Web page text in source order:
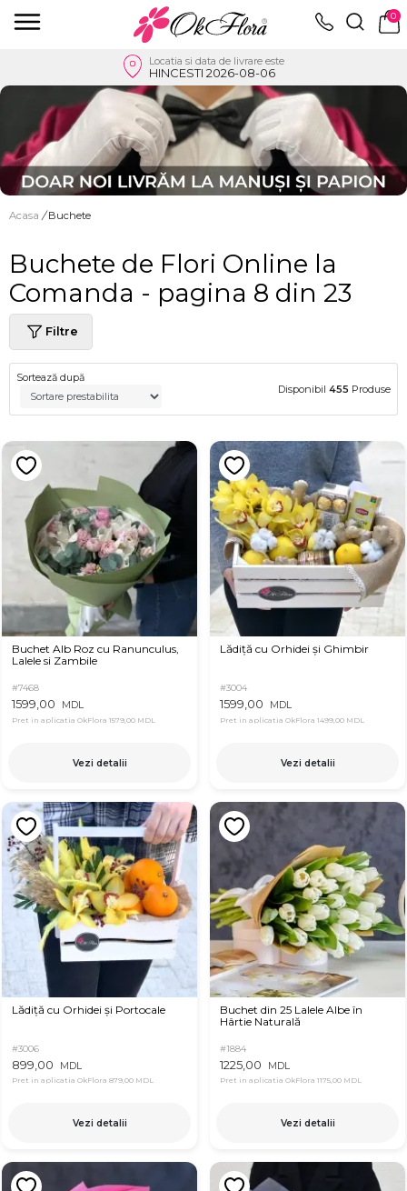
0
Locatia si data de livrare este
HINCESTI 2026-08-06
Acasa / Buchete
Buchete de Flori Online la
Comanda - pagina 8 din 23
Filtre
Sortează după
Disponibil 455 Produse
Buchet Alb Roz cu Ranunculus,
Lalele si Zambile
#7468
1599,00 MDL
Pret in aplicatia OkFlora 1579,00 MDL
Vezi detalii
Lădiță cu Orhidei și Ghimbir
#3004
1599,00 MDL
Pret in aplicatia OkFlora 1499,00 MDL
Vezi detalii
Lădiță cu Orhidei și Portocale
#3006
899,00 MDL
Pret in aplicatia OkFlora 879,00 MDL
Vezi detalii
Buchet din 25 Lalele Albe în
Hârtie Naturală
#1884
1225,00 MDL
Pret in aplicatia OkFlora 1175,00 MDL
Vezi detalii